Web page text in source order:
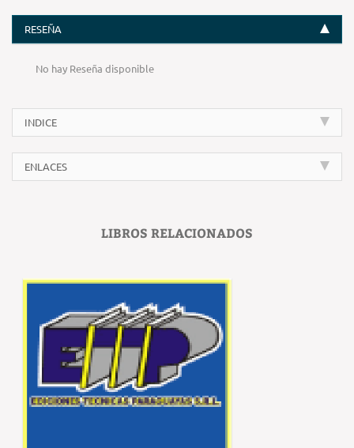
RESEÑA
No hay Reseña disponible
INDICE
ENLACES
LIBROS RELACIONADOS